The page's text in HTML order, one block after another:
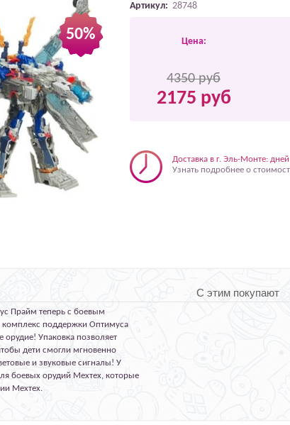
50%
Артикул: 28748
Цена:
4350 руб
2175 руб
Доставка в г. Эль-Монте: дней
Узнать подробнее о
С этим покупают
Прайм теперь с боевым
поддержки Оптимуса
орудие! Упаковка позволяет
дети смогли мгновенно
и звуковые сигналы! У
боевых орудий Мехтех, которые
Мехтех.